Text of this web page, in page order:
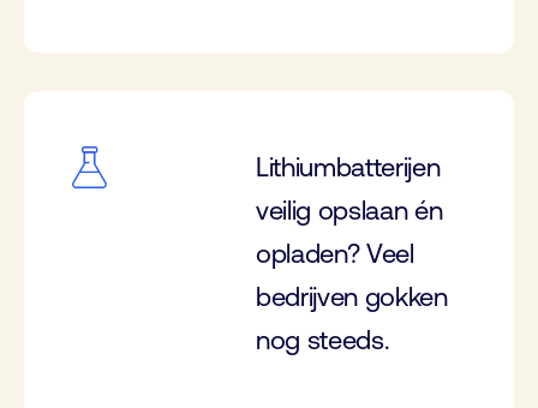
Lithiumbatterijen
veilig opslaan én
opladen? Veel
bedrijven gokken
nog steeds.